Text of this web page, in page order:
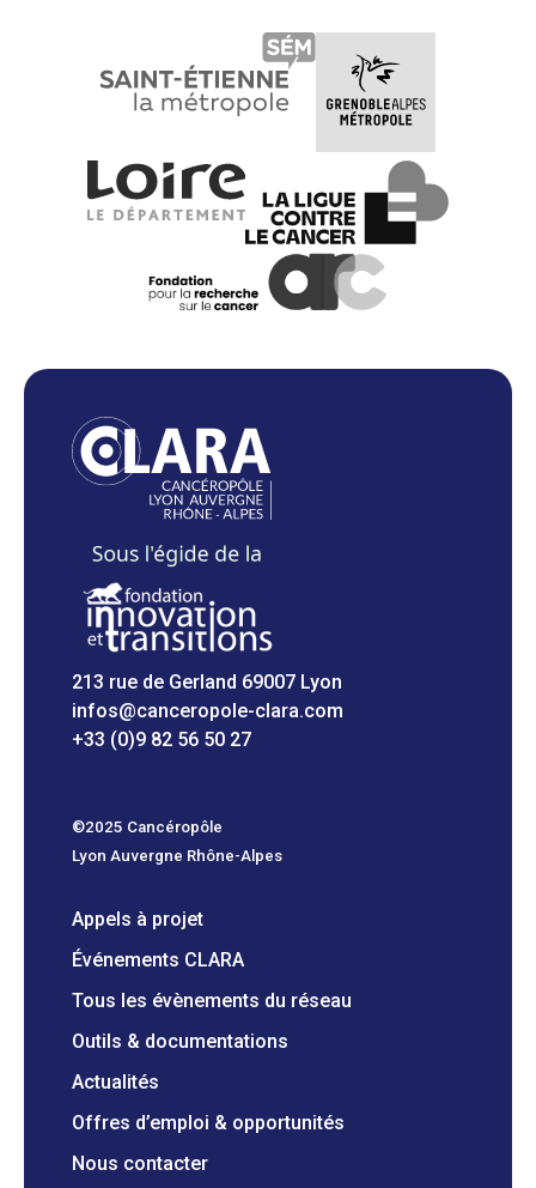
213 rue de Gerland 69007 Lyon
infos@canceropole-clara.com
+33 (0)9 82 56 50 27
©2025 Cancéropôle
Lyon Auvergne Rhône-Alpes
Appels à projet
Événements CLARA
Tous les évènements du réseau
Outils & documentations
Actualités
Offres d’emploi & opportunités
Nous contacter